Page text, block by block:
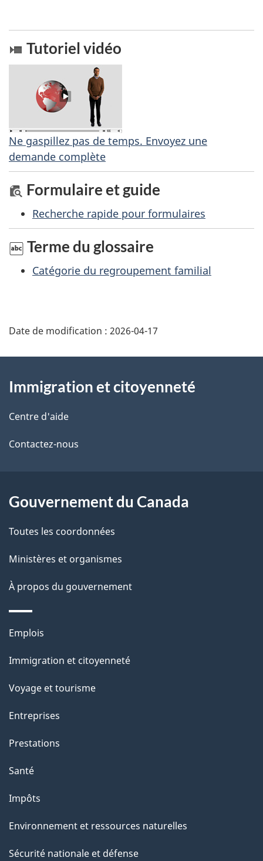
e
t
t
e
p
g
e
Tutoriel vidéo
Ne gaspillez pas de temps. Envoyez une
demande complète
Formulaire et guide
Recherche rapide pour formulaires
Terme du glossaire
Catégorie du regroupement familial
Date de modification : 2026-04-17
propos
de
ce
Immigration et citoyenneté
Centre d'aide
Contactez-nous
Gouvernement du Canada
Toutes les coordonnées
Ministères et organismes
À propos du gouvernement
Thèmes
sujets
Emplois
Immigration et citoyenneté
Voyage et tourisme
Entreprises
Prestations
Santé
Impôts
Environnement et ressources naturelles
Sécurité nationale et défense